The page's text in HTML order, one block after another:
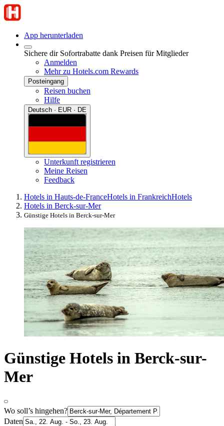
App herunterladen
Sichere dir Sofortrabatte dank Preisen für Mitglieder
Anmelden
Mehr zu Hotels.com Rewards
Posteingang
Reisen buchen
Hilfe
Deutsch · EUR · DE
Unterkunft registrieren
Meine Reisen
Feedback
Hotels in Hauts-de-FranceHotels in FrankreichHotels
Hotels in Berck-sur-Mer
Günstige Hotels in Berck-sur-Mer
Günstige Hotels in Berck-sur-
Mer
Wo soll’s hingehen?
Daten